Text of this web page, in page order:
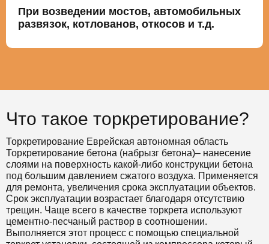
При возведении мостов, автомобильных
развязок, котлованов, откосов и т.д.
Что такое торкретирование?
Торкретирование Еврейская автономная область
Торкретирование бетона (набрызг бетона)– нанесение
слоями на поверхность какой-либо конструкции бетона
под большим давлением сжатого воздуха. Применяется
для ремонта, увеличения срока эксплуатации объектов.
Срок эксплуатации возрастает благодаря отсутствию
трещин. Чаще всего в качестве торкрета используют
цементно-песчаный раствор в соотношении.
Выполняется этот процесс с помощью специальной